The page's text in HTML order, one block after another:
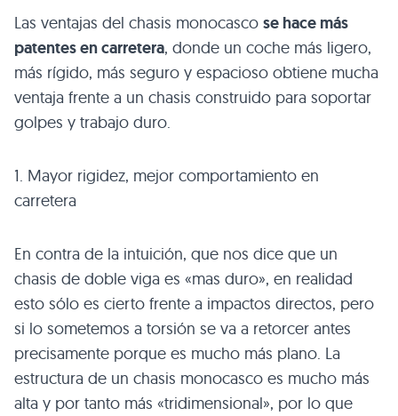
Las ventajas del chasis monocasco se hace más
patentes en carretera, donde un coche más ligero,
más rígido, más seguro y espacioso obtiene mucha
ventaja frente a un chasis construido para soportar
golpes y trabajo duro.
1. Mayor rigidez, mejor comportamiento en
carretera
En contra de la intuición, que nos dice que un
chasis de doble viga es «mas duro», en realidad
esto sólo es cierto frente a impactos directos, pero
si lo sometemos a torsión se va a retorcer antes
precisamente porque es mucho más plano. La
estructura de un chasis monocasco es mucho más
alta y por tanto más «tridimensional», por lo que